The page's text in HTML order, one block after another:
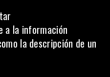
a la información
la descripción de un